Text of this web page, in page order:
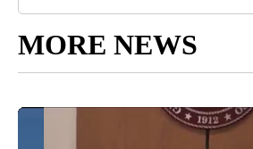
MORE NEWS